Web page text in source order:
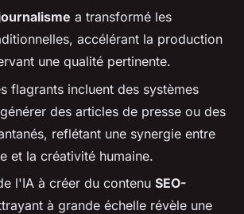
a transformé les
accélérant la production
une qualité pertinente.
flagrants incluent des systèmes
des articles de presse ou des
reflétant une synergie entre
et la créativité humaine.
l'IA à créer du contenu SEO-
à grande échelle révèle une